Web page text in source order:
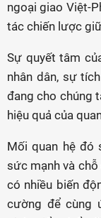
ngoại giao Việt-
tác chiến lược
Sự quyết tâm
nhân dân, sự
đang cho chúng
hiệu quả của
Mối quan hệ đó
sức mạnh và
có nhiều biến
cường để cùng